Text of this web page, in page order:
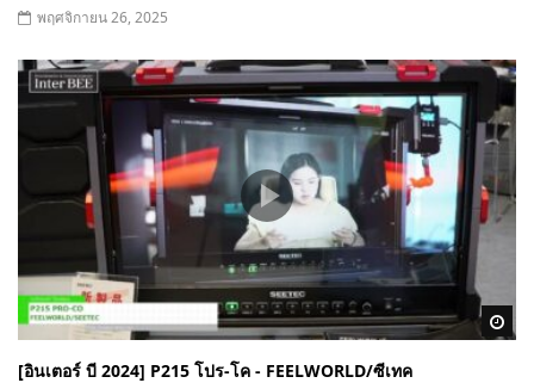
พฤศจิกายน 26, 2025
[อินเตอร์ บี 2024] P215 โปร-โค - FEELWORLD/ซีเทค